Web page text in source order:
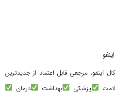
اینفو، مرجعی قابل اعتماد از جدیدترین
پزشکی بهداشت
درمان